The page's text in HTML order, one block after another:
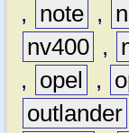
,
note ,
nv400 ,
,
opel ,
outlander